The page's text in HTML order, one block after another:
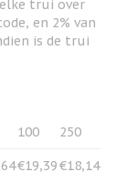
trui over
en 2% van
is de trui
100 250
€19,39€18,14